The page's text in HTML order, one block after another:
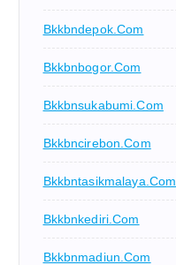
Bkkbndepok.com
Bkkbnbogor.com
Bkkbnsukabumi.com
Bkkbncirebon.com
Bkkbntasikmalaya.com
Bkkbnkediri.com
Bkkbnmadiun.com